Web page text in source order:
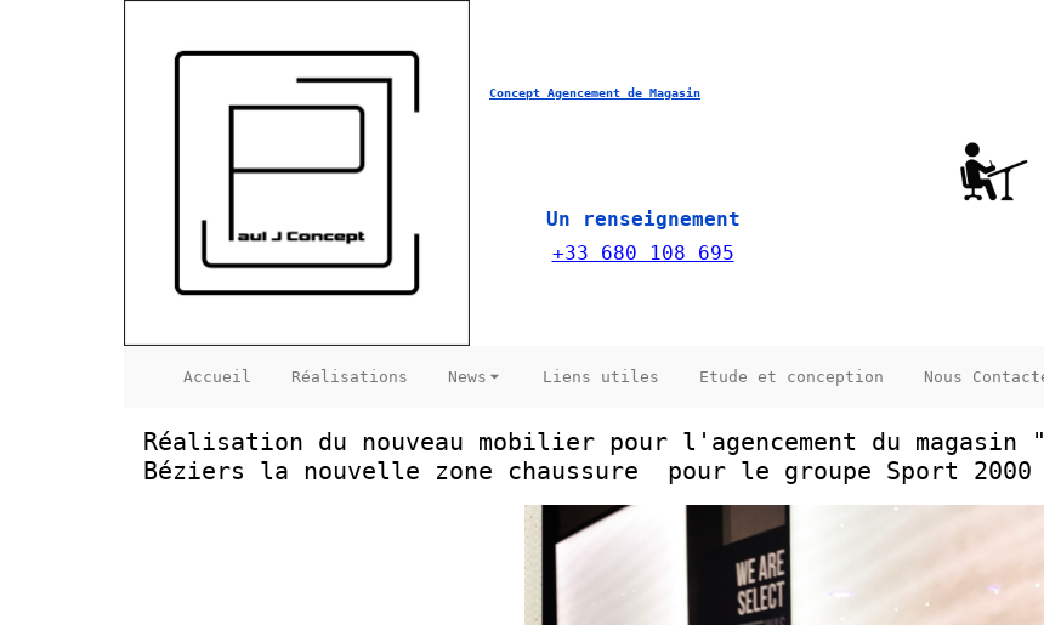
Concept Agencement de Magasin
Un renseignement
+33 680 108 695
Accueil Réalisations News Liens utiles Etude et conception Nous
Réalisation du nouveau mobilier pour l'agencement du magasin "
Béziers la nouvelle zone chaussure pour le groupe Sport 2000